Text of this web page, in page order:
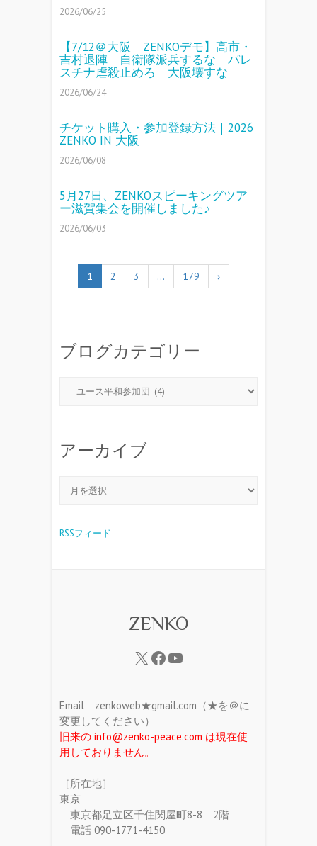
2026/06/25
【7/12＠大阪 ZENKOデモ】高市・
吉村退陣 自衛隊派兵するな パレ
スチナ虐殺止めろ 大阪壊すな
2026/06/24
チケット購入・参加登録方法｜2026
ZENKO IN 大阪
2026/06/08
5月27日、ZENKOスピーキングツア
ー滋賀集会を開催しました♪
2026/06/03
1 2 3 … 179 ›
ブログカテゴリー
アーカイブ
RSSフィード
ZENKO
Email zenkoweb★gmail.com（★を＠に
変更してください）
旧来の info@zenko-peace.com は現在使
用しておりません。
［所在地］
東京
東京都足立区千住関屋町8-8 2階
電話 090-1771-4150